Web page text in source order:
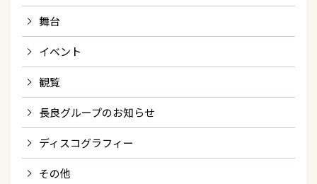
舞台
イベント
観覧
長良グループのお知らせ
ディスコグラフィー
その他